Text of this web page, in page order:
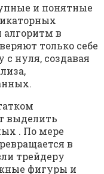
и понятные
алгоритм в
только себе
нуля, создавая
выделить
. По мере
в
трейдеру
фигуры и